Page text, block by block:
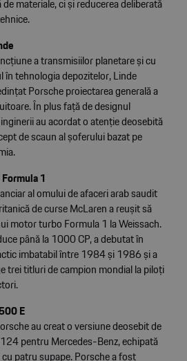
materiale, ci și reducerea deliberată
a transmisiilor planetare și cu
tehnologia depozitelor, Linde
Porsche proiectarea generală a
În plus față de designul
au acordat o atenție deosebită
de scaun al șoferului bazat pe
1
al omului de afaceri arab saudit
de curse McLaren a reușit să
motor turbo Formula 1 la Weissach.
până la 1000 CP, a debutat în
imbatabil între 1984 și 1986 și a
trei titluri de campion mondial la piloți
E
au creat o versiune deosebit de
pentru Mercedes-Benz, echipată
patru supape. Porsche a fost